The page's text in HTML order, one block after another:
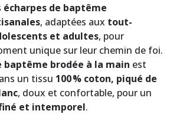
écharpes de baptême
, adaptées aux tout-
et adultes, pour
unique sur leur chemin de foi.
baptême brodée à la main est
un tissu 100 % coton, piqué de
, doux et confortable, pour un
et intemporel.